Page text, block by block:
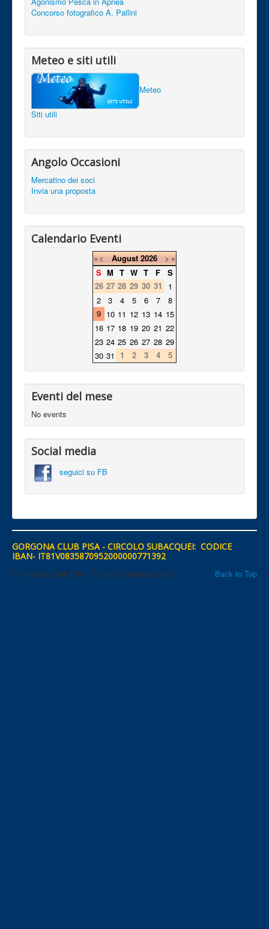
Concorso fotografico A. Pallini
Meteo e siti utili
Meteo
Siti utili
Angolo Occasioni
Mercatino dei soci
Invia una proposta
Calendario Eventi
«< August 2026 >»
S M T W T F
S
26 27 28 29 30 31
1
2
3 4 5 6 7
8
9 10 11 12 13 14 15
16 17 18 19 20 21 22
23 24 25 26 27 28 29
30 31 1 2 3 4 5
Eventi del mese
No events
Social media
seguici su FB
GORGONA CLUB PISA - CIRCOLO SUBACQUEI: CODICE
IBAN- IT81V0835870952000000771392
Back to Top
© Gorgona Club Pisa - Circolo Subacquei2026